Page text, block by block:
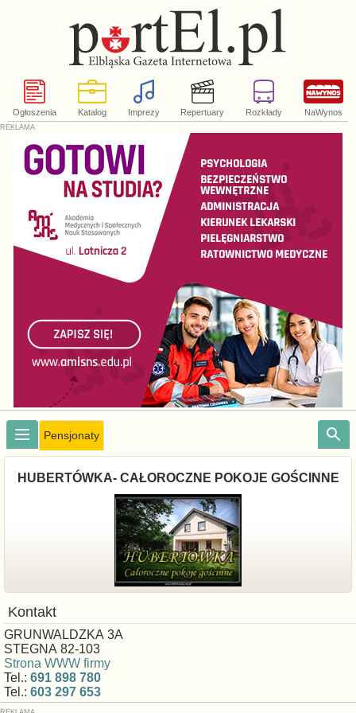
Ogłoszenia Katalog Imprezy Repertuary Rozkłady NaWynos
Pensjonaty
HUBERTÓWKA- CAŁOROCZNE POKOJE GOŚCINNE
Kontakt
GRUNWALDZKA 3A
STEGNA 82-103
Strona WWW firmy
Tel.: 691 898 780
Tel.: 603 297 653